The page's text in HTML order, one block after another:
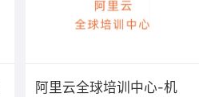
阿里云全球培训中心-机